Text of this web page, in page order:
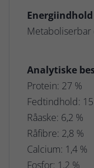
Energiindhold
Metaboliserbar
Analytiske
Protein: 27 %
Fedtindhold:
Råaske: 6,2 %
Råfibre: 2,8 %
Calcium: 1,4 %
Fosfor: 1,2 %